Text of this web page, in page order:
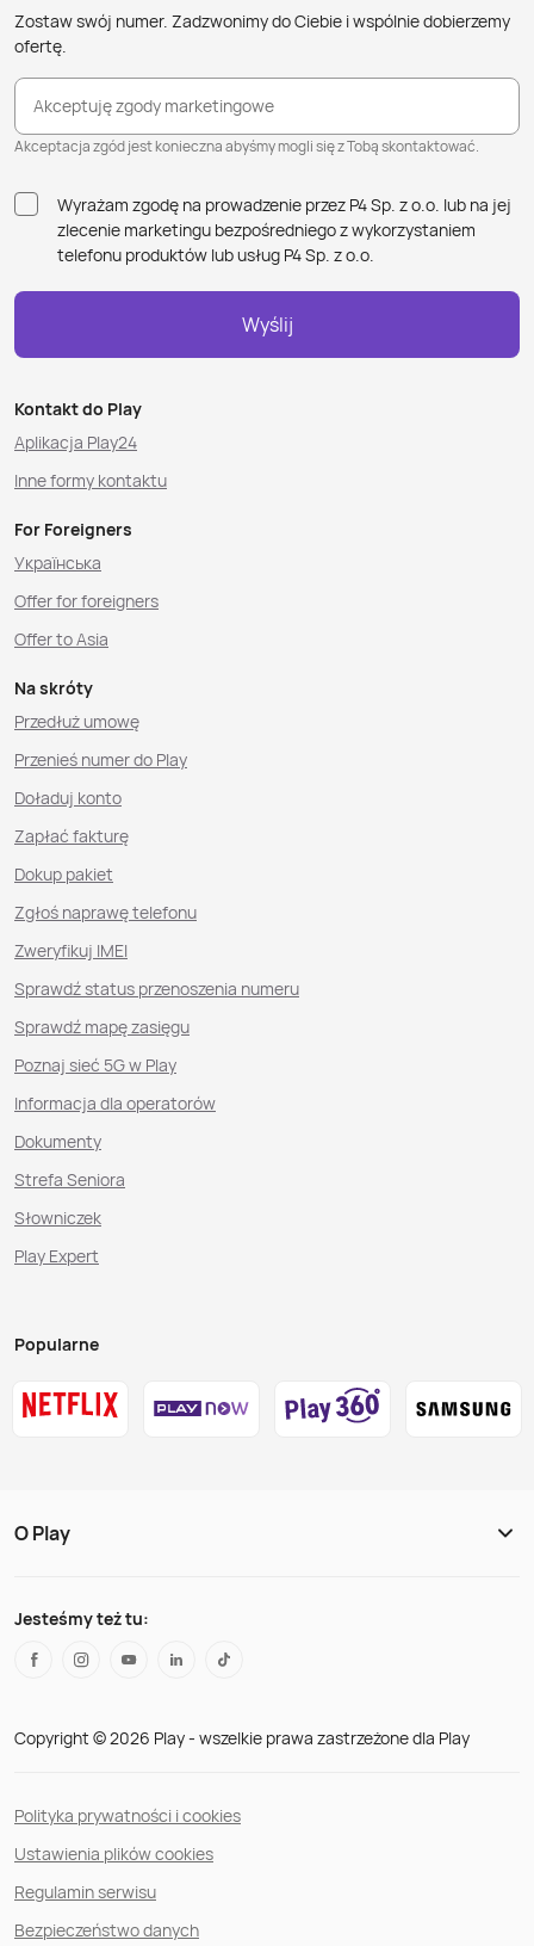
Zostaw swój numer. Zadzwonimy do Ciebie i wspólnie dobierzemy
ofertę.
Akceptuję zgody marketingowe
Akceptacja zgód jest konieczna abyśmy mogli się z Tobą skontaktować.
Wyrażam zgodę na prowadzenie przez P4 Sp. z o.o. lub na jej
zlecenie marketingu bezpośredniego z wykorzystaniem
telefonu produktów lub usług P4 Sp. z o.o.
Wyślij
Kontakt do Play
Aplikacja Play24
Inne formy kontaktu
For Foreigners
Українська
Offer for foreigners
Offer to Asia
Na skróty
Przedłuż umowę
Przenieś numer do Play
Doładuj konto
Zapłać fakturę
Dokup pakiet
Zgłoś naprawę telefonu
Zweryfikuj IMEI
Sprawdź status przenoszenia numeru
Sprawdź mapę zasięgu
Poznaj sieć 5G w Play
Informacja dla operatorów
Dokumenty
Strefa Seniora
Słowniczek
Play Expert
Popularne
O Play
Jesteśmy też tu:
Copyright © 2026 Play - wszelkie prawa zastrzeżone dla Play
Polityka prywatności i cookies
Ustawienia plików cookies
Regulamin serwisu
Bezpieczeństwo danych